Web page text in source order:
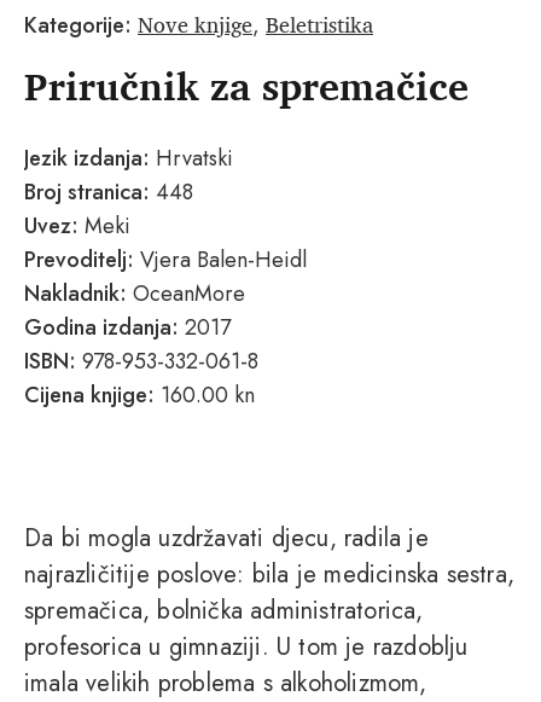
Kategorije: Nove knjige, Beletristika
Priručnik za spremačice
Jezik izdanja: Hrvatski
Broj stranica: 448
Uvez: Meki
Prevoditelj: Vjera Balen-Heidl
Nakladnik: OceanMore
Godina izdanja: 2017
ISBN: 978-953-332-061-8
Cijena knjige: 160.00 kn
Da bi mogla uzdržavati djecu, radila je
najrazličitije poslove: bila je medicinska sestra,
spremačica, bolnička administratorica,
profesorica u gimnaziji. U tom je razdoblju
imala velikih problema s alkoholizmom,